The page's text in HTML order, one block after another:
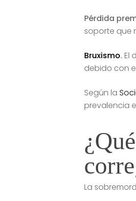
Pérdida
soporte que
Bruxismo. El
debido con
Según la
prevalencia
La